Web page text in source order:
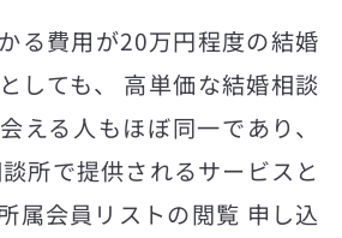
る費用が20万円程度の結婚
しても、 高単価な結婚相談
える人もほぼ同一であり、
所で提供されるサービスと
属会員リストの閲覧 申し込